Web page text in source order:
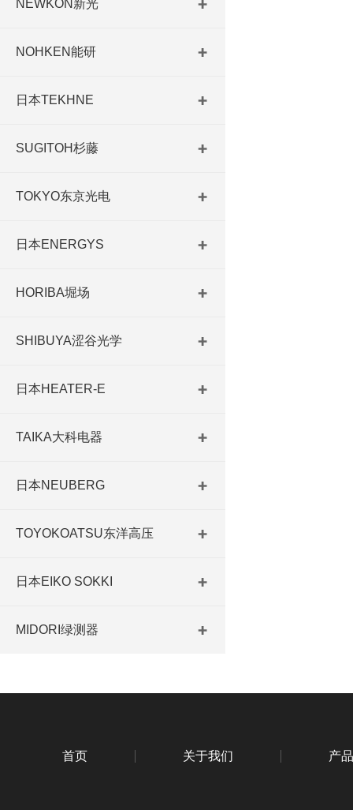
NEWKON新光
NOHKEN能研
日本TEKHNE
SUGITOH杉藤
TOKYO东京光电
日本ENERGYS
HORIBA堀场
SHIBUYA涩谷光学
日本HEATER-E
TAIKA大科电器
日本NEUBERG
TOYOKOATSU东洋高压
日本EIKO SOKKI
MIDORI绿测器
首页 关于我们 产